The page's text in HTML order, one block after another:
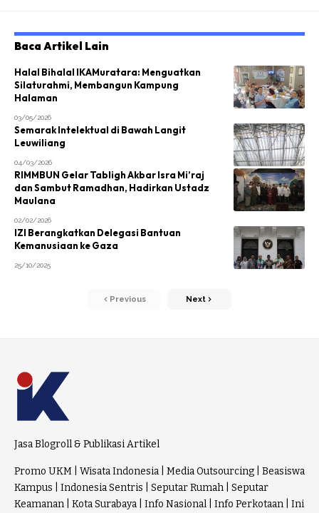
Baca Artikel Lain
Halal Bihalal IKAMuratara: Menguatkan
Silaturahmi, Membangun Kampung
Halaman
03/05/2026
Semarak Intelektual di Bawah Langit
Leuwiliang
04/03/2026
RIMMBUN Gelar Tabligh Akbar Isra Mi’raj
dan Sambut Ramadhan, Hadirkan Ustadz
Maulana
02/02/2026
IZI Berangkatkan Delegasi Bantuan
Kemanusiaan ke Gaza
25/10/2025
Previous Next
Jasa Blogroll & Publikasi Artikel
Promo UKM Wisata Indonesia Media Outsourcing
Beasiswa
Kampus
Indonesia Sentris Seputar Rumah
Seputar
Keamanan
Kota Surabaya Info Nasional Info Perkotaan
Ini